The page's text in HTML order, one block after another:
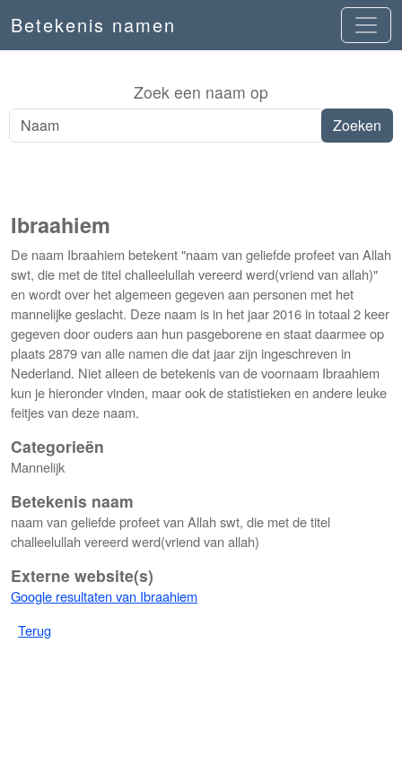
Betekenis namen
Zoek een naam op
Ibraahiem
De naam Ibraahiem betekent "naam van geliefde profeet van Allah
swt, die met de titel challeelullah vereerd werd(vriend van allah)"
en wordt over het algemeen gegeven aan personen met het
mannelijke geslacht. Deze naam is in het jaar 2016 in totaal 2 keer
gegeven door ouders aan hun pasgeborene en staat daarmee op
plaats 2879 van alle namen die dat jaar zijn ingeschreven in
Nederland. Niet alleen de betekenis van de voornaam Ibraahiem
kun je hieronder vinden, maar ook de statistieken en andere leuke
feitjes van deze naam.
Categorieën
Mannelijk
Betekenis naam
naam van geliefde profeet van Allah swt, die met de titel
challeelullah vereerd werd(vriend van allah)
Externe website(s)
Google resultaten van Ibraahiem
Terug